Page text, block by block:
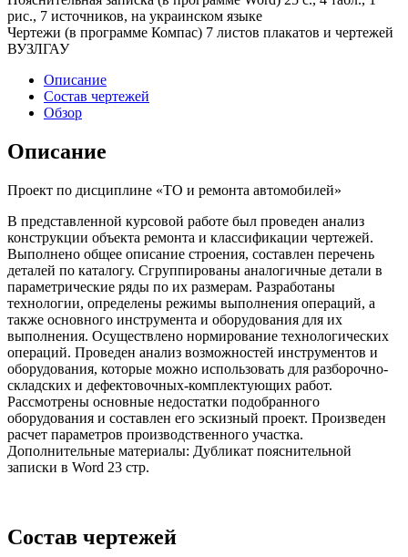
рис., 7 источников, на украинском языке
Чертежи (в программе Компас) 7 листов плакатов и чертежей
ВУЗЛГАУ
Описание
Состав чертежей
Обзор
Описание
Проект по дисциплине «ТО и ремонта автомобилей»
В представленной курсовой работе был проведен анализ
конструкции объекта ремонта и классификации чертежей.
Выполнено общее описание строения, составлен перечень
деталей по каталогу. Сгруппированы аналогичные детали в
параметрические ряды по их размерам. Разработаны
технологии, определены режимы выполнения операций, а
также основного инструмента и оборудования для их
выполнения. Осуществлено нормирование технологических
операций. Проведен анализ возможностей инструментов и
оборудования, которые можно использовать для разборочно-
складских и дефектовочных-комплектующих работ.
Рассмотрены основные недостатки подобранного
оборудования и составлен его эскизный проект. Произведен
расчет параметров производственного участка.
Дополнительные материалы: Дубликат пояснительной
записки в Word 23 стр.
Состав чертежей